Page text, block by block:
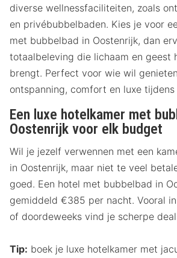
diverse wellnessfaciliteiten, zoals
en privébubbelbaden. Kies je voor
met bubbelbad in Oostenrijk, dan
totaalbeleving die lichaam en geest
brengt. Perfect voor wie wil
ontspanning, comfort en luxe
Een luxe hotelkamer met
Oostenrijk voor elk budget
Wil je jezelf verwennen met een
in Oostenrijk, maar niet te veel
goed. Een hotel met bubbelbad in
gemiddeld €385 per nacht. Vooral
of doordeweeks vind je scherpe
Tip: boek je luxe hotelkamer met